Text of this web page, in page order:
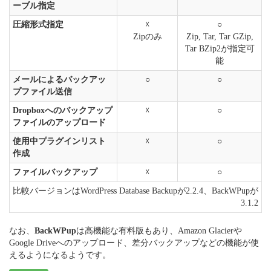
比較バージョンはWordPress Database Backupが2.2.4、BackWPupが
3.1.2
ーブル指定
圧縮形式指定
☓
Zipのみ
○
Zip, Tar, Tar GZip,
Tar BZip2が指定可
能
メールによるバックアッ
プファイル送信
○ ○
Dropboxへのバックアップ
ファイルのアップロード
☓ ○
使用中プラグインリスト
作成
☓ ○
ファイルバックアップ ☓ ○
なお、 BackWPupは高機能な有料版もあり、Amazon Glacierや
Google Driveへのアップロード、差分バックアップなどの機能が使
えるようになるようです。